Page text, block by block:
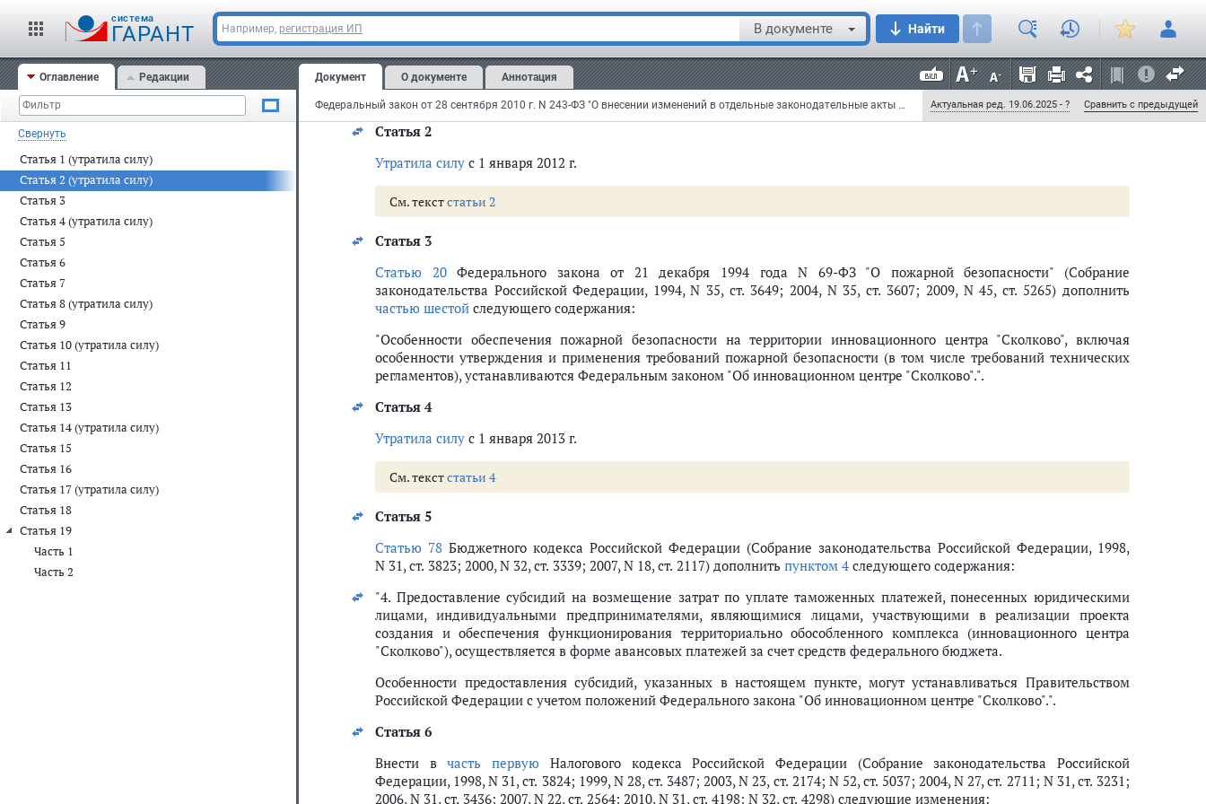
cистема
ГАРАНТ Например, регистрация ИП В документе Найти
Оглавление Редакции
Свернуть
Статья 1 (утратила силу)
Статья 2 (утратила силу)
Статья 3
Статья 4 (утратила силу)
Статья 5
Статья 6
Статья 7
Статья 8 (утратила силу)
Статья 9
Статья 10 (утратила силу)
Статья 11
Статья 12
Статья 13
Статья 14 (утратила силу)
Статья 15
Статья 16
Статья 17 (утратила силу)
Статья 18
Статья 19
Часть 1
Часть 2
Документ О документе Аннотация
Федеральный закон от 28 сентября 2010 г. N 243-ФЗ "О внесении изменений в отдельные законодательные акты Российской Федерации в связи с принятием Федерального закона "Об инновационном центре "Сколково" (с изменениями и дополнениями) Актуальная ред. 19.06.2025 - ? Сравнить с предыдущей
Статья 1
Утратила силус 1 сентября 2013 г.
См. текстстатьи 1
Статья 2
Утратила силу с 1 января 2012 г.
См. текстстатьи 2
Статья 3
Статью 20Федерального закона от 21 декабря 1994 года N 69-ФЗ "О пожарной безопасности" (Собрание
законодательства Российской Федерации, 1994, N 35, ст. 3649; 2004, N 35, ст. 3607; 2009, N 45, ст. 5265) дополнить
частью шестой следующего содержания:
"Особенности обеспечения пожарной безопасности на территории инновационного центра "Сколково", включая
особенности утверждения и применения требований пожарной безопасности (в том числе требований технических
регламентов), устанавливаются Федеральным законом "Об инновационном центре "Сколково".".
Статья 4
Утратила силу с 1 января 2013 г.
См. текстстатьи 4
Статья 5
Статью 78 Бюджетного кодекса Российской Федерации (Собрание законодательства Российской Федерации, 1998,
N 31, ст. 3823; 2000, N 32, ст. 3339; 2007, N 18, ст. 2117) дополнить пунктом 4 следующего содержания:
"4. Предоставление субсидий на возмещение затрат по уплате таможенных платежей, понесенных юридическими
лицами, индивидуальными предпринимателями, являющимися лицами, участвующими в реализации проекта
создания и обеспечения функционирования территориально обособленного комплекса (инновационного центра
"Сколково"), осуществляется в форме авансовых платежей за счет средств федерального бюджета.
Особенности предоставления субсидий, указанных в настоящем пункте, могут устанавливаться Правительством
Российской Федерации с учетом положений Федерального закона "Об инновационном центре "Сколково".".
Статья 6
Внести вчасть первую Налогового кодекса Российской Федерации (Собрание законодательства Российской
Федерации, 1998, N 31, ст. 3824; 1999, N 28, ст. 3487; 2003, N 23, ст. 2174; N 52, ст. 5037; 2004, N 27, ст. 2711; N 31, ст. 3231;
2006, N 31, ст. 3436; 2007, N 22, ст. 2564; 2010, N 31, ст. 4198; N 32, ст. 4298) следующие изменения: